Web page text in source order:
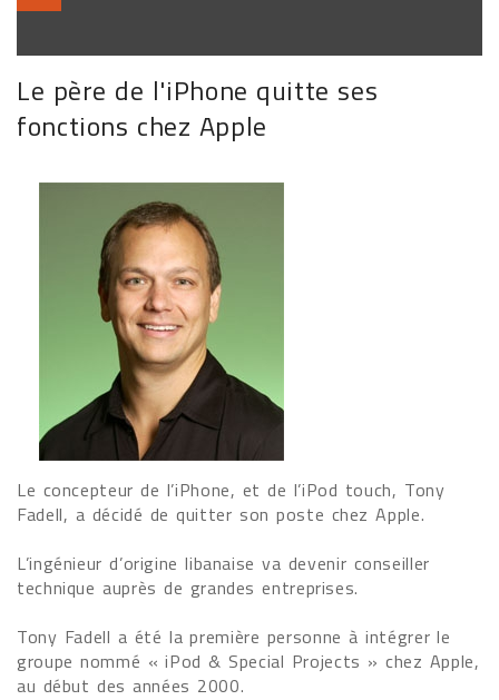
Le père de l'iPhone quitte ses
fonctions chez Apple
Le concepteur de l’iPhone, et de l’iPod touch, Tony
Fadell, a décidé de quitter son poste chez Apple.
L’ingénieur d’origine libanaise va devenir conseiller
technique auprès de grandes entreprises.
Tony Fadell a été la première personne à intégrer le
groupe nommé « iPod & Special Projects » chez Apple,
au début des années 2000.